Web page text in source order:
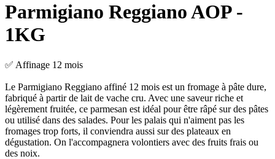
Parmigiano Reggiano AOP -
1KG
✅ Affinage 12 mois
Le Parmigiano Reggiano affiné 12 mois est un fromage à pâte dure,
fabriqué à partir de lait de vache cru. Avec une saveur riche et
légèrement fruitée, ce parmesan est idéal pour être râpé sur des pâtes
ou utilisé dans des salades. Pour les palais qui n'aiment pas les
fromages trop forts, il conviendra aussi sur des plateaux en
dégustation. On l'accompagnera volontiers avec des fruits frais ou
des noix.